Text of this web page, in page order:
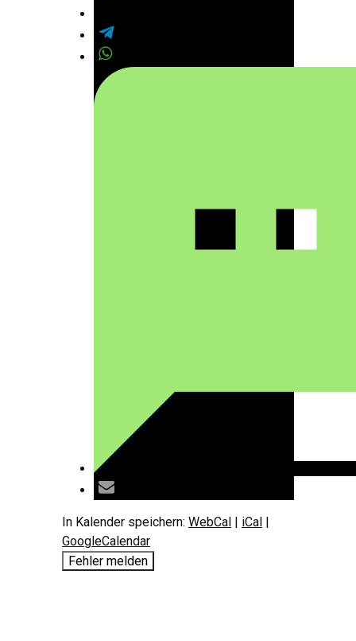
In Kalender speichern: WebCal | iCal |
GoogleCalendar
Fehler melden